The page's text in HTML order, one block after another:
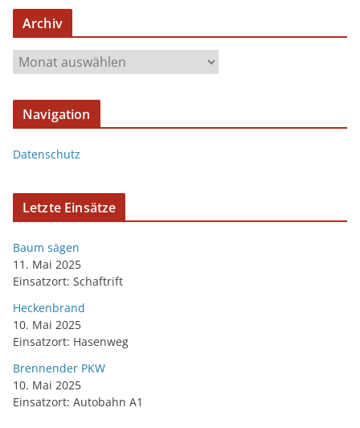
Archiv
Navigation
Datenschutz
Letzte Einsätze
Baum sägen
11. Mai 2025
Einsatzort: Schaftrift
Heckenbrand
10. Mai 2025
Einsatzort: Hasenweg
Brennender PKW
10. Mai 2025
Einsatzort: Autobahn A1